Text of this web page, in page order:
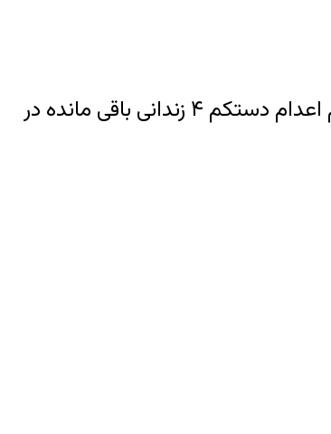
به گزارش خبرگزاری هرانا، ارگان خبری مجموعه فعالان حقوق بشر در ایران، سپیده دم امروز ۲۵ آذرماه، حکم اعدام دستکم ۴ زندانی باقی مانده در